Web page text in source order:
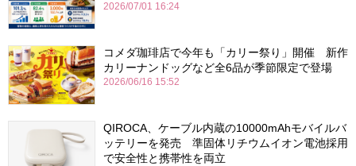
2026/07/01 16:24
コメダ珈琲店で今年も「カリー祭り」開催 新作
カリーナンドッグなど全6品が季節限定で登場
2026/06/16 15:52
QIROCA、ケーブル内蔵の10000mAhモバイルバ
ッテリーを発売 準固体リチウムイオン電池採用
で安全性と携帯性を両立